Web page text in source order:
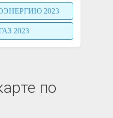
2023
2023
по